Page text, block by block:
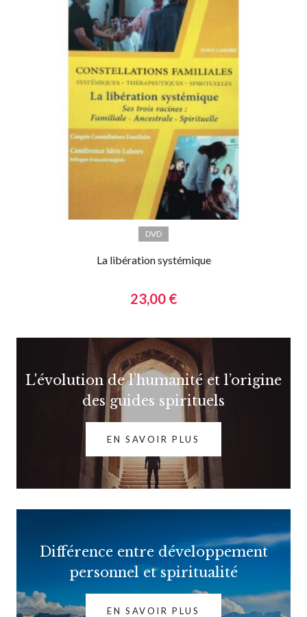
DVD
La libération systémique
23,00 €
L'évolution de l’humanité et l’origine
des guides spirituels
EN SAVOIR PLUS
Différence entre développement
personnel et spiritualité
EN SAVOIR PLUS